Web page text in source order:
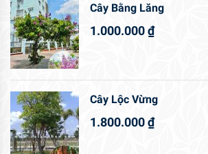
Cây Bằng Lăng
1.000.000₫
Cây Lộc Vừng
1.800.000₫